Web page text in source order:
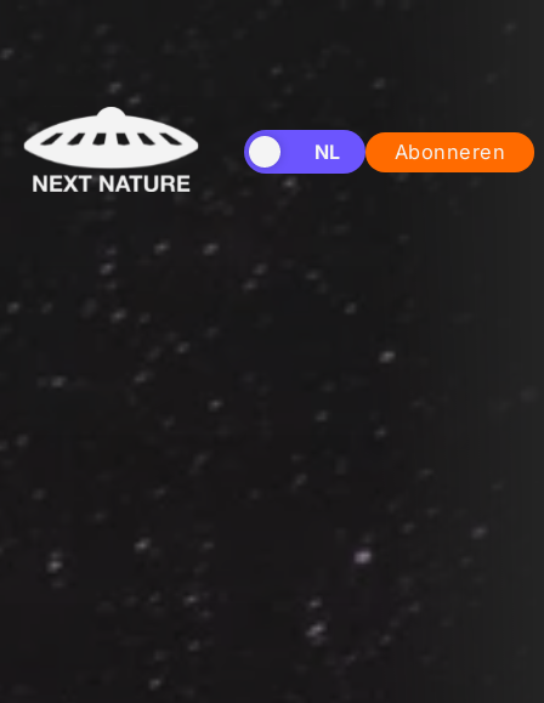
EN NL Abonneren